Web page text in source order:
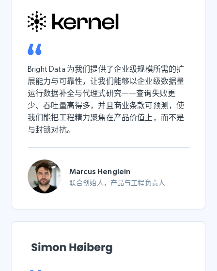
Bright Data 为我们提供了企业级规模所需的扩
展能力与可靠性，让我们能够以企业级数据量
运行数据补全与代理式研究——查询失败更
少、吞吐量高得多，并且商业条款可预测，使
我们能把工程精力聚焦在产品价值上，而不是
与封锁对抗。
Marcus Henglein
联合创始人，产品与工程负责人